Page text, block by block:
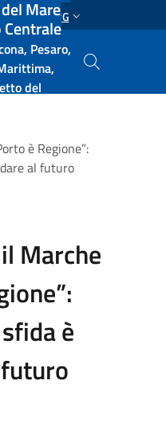
ENG
Mare
Pesaro,
del
è Regione”:
al futuro
Marche
è